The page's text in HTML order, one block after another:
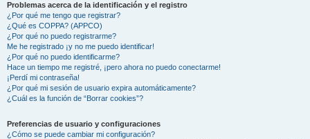
Problemas acerca de la identificación y el registro
¿Por qué me tengo que registrar?
¿Qué es COPPA? (APPCO)
¿Por qué no puedo registrarme?
Me he registrado ¡y no me puedo identificar!
¿Por qué no puedo identificarme?
Hace un tiempo me registré, ¡pero ahora no puedo conectarme!
¡Perdí mi contraseña!
¿Por qué mi sesión de usuario expira automáticamente?
¿Cuál es la función de “Borrar cookies”?
Preferencias de usuario y configuraciones
¿Cómo se puede cambiar mi configuración?